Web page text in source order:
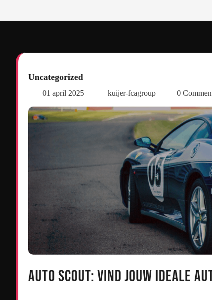
Uncategorized
01 april 2025 kuijer-fcagroup 0
Auto Scout: Vind jouw ideale